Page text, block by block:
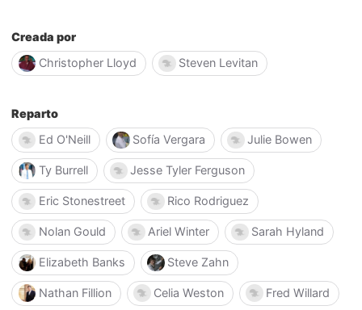
Creada por
Christopher Lloyd
Steven Levitan
Reparto
Ed O'Neill
Sofía Vergara Julie Bowen
Ty Burrell Jesse Tyler Ferguson
Eric Stonestreet Rico Rodriguez
Nolan Gould Ariel Winter Sarah Hyland
Elizabeth Banks Steve Zahn
Nathan Fillion Celia Weston Fred Willard